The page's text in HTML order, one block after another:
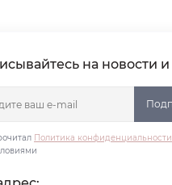
на новости
Политика конфиденциальности